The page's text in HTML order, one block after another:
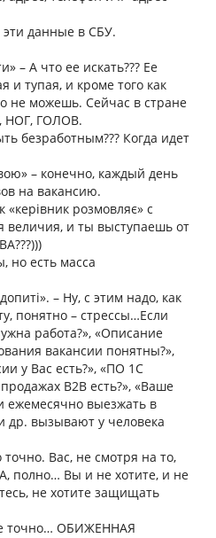
данные в СБУ.
– А что ее искать??? Ее
тупая, и кроме того как
не можешь. Сейчас в стране
НОГ, ГОЛОВ.
безработным??? Когда идет
– конечно, каждый день
на вакансию.
«керівник розмовляє» с
величия, и ты выступаешь от
но есть масса
– Ну, с этим надо, как
понятно – стрессы…Если
работа?», «Описание
вакансии понятны?»,
у Вас есть?», «ПО 1С
В2В есть?», «Ваше
ежемесячно выезжать в
др. вызывают у человека
Вас, не смотря на то,
полно… Вы и не хотите, и не
не хотите защищать
точно… ОБИЖЕННАЯ